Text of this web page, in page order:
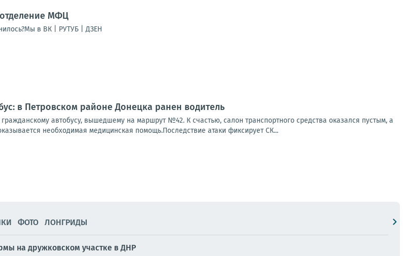
МФЦ
в ВК | РУТУБ | ДЗЕН
в Петровском районе Донецка ранен водитель
автобусу, вышедшему на маршрут №42. К счастью, салон транспортного средства оказался пустым, а
необходимая медицинская помощь.Последствие атаки фиксирует СК...
ФОТО ЛОНГРИДЫ
на дружковском участке в ДНР